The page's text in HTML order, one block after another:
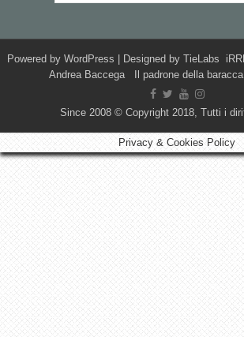
Powered by WordPress | Designed by TieLabs
Andrea Baccega Il padrone della
Since 2008 © Copyright 2018, Tutti i
Privacy & Cookies Policy